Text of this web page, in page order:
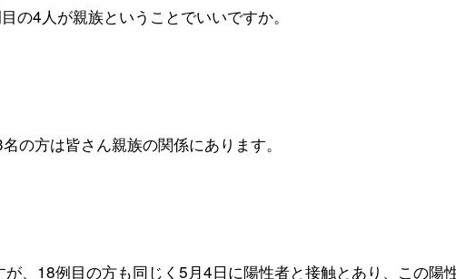
4人が親族ということでいいですか。
の方は皆さん親族の関係にあります。
、18例目の方も同じく5月4日に陽性者と接触とあり、この陽